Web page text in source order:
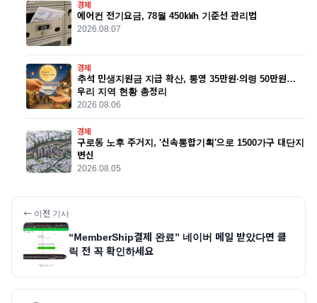
경제
에어컨 전기요금, 7~8월 450㎾h 기준선 관리법
2026.08.07
경제
추석 민생지원금 지급 확산, 통영 35만원·의령 50만원…
우리 지역 현황 총정리
2026.08.06
경제
구로동 노후 주거지, '신속통합기획'으로 1500가구 대단지
변신
2026.08.05
← 이전 기사
“MemberShip결제 완료” 네이버 메일 받았다면 클
릭 전 꼭 확인하세요